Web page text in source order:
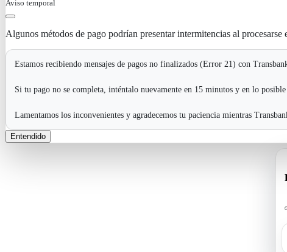
Aviso temporal
Algunos métodos de pago podrían presentar intermitencias al procesarse
Estamos recibiendo mensajes de pagos no finalizados (Error 21) con
Si tu pago no se completa, inténtalo nuevamente en 15 minutos y en lo
Lamentamos los inconvenientes y agradecemos tu paciencia mientras
Entendido